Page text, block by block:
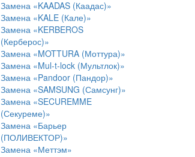
Замена «KAADAS (Каадас)»
Замена «KALE (Кале)»
Замена «KERBEROS
(Керберос)»
Замена «MOTTURA (Моттура)»
Замена «Mul-t-lock (Мультлок)»
Замена «Pandoor (Пандор)»
Замена «SAMSUNG (Самсунг)»
Замена «SECUREMME
(Секуреме)»
Замена «Барьер
(ПОЛИВЕКТОР)»
Замена «Меттэм»